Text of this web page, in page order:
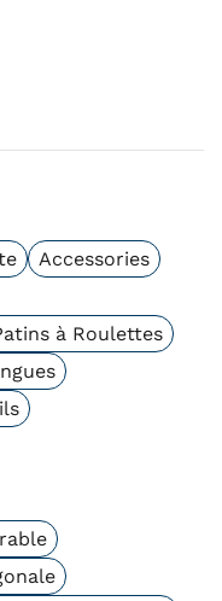
Accessories
à Roulettes